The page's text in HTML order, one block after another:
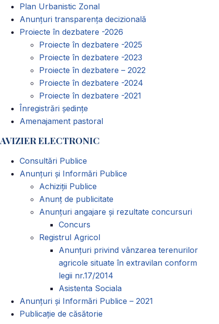
Plan Urbanistic Zonal
Anunțuri transparența decizională
Proiecte în dezbatere -2026
Proiecte în dezbatere -2025
Proiecte în dezbatere -2023
Proiecte în dezbatere – 2022
Proiecte în dezbatere -2024
Proiecte în dezbatere -2021
Înregistrări ședințe
Amenajament pastoral
AVIZIER ELECTRONIC
Consultări Publice
Anunțuri și Informări Publice
Achiziții Publice
Anunț de publicitate
Anunțuri angajare și rezultate concursuri
Concurs
Registrul Agricol
Anunţuri privind vânzarea terenurilor
agricole situate în extravilan conform
legii nr.17/2014
Asistenta Sociala
Anunțuri și Informări Publice – 2021
Publicație de căsătorie